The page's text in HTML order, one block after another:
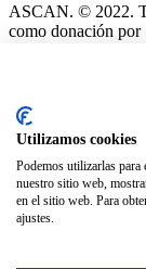
ASCAN. © 2022.
como donación por
Si esta interesado
necesario solicitar
Si quieressolicitar
NO SE
contacto contigo lo
Utilizamos cookies
Podemos utilizarlas para
nuestro sitio web,
en el sitio web. Para
ajustes.